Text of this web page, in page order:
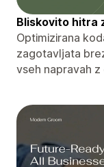
Bliskovito hitra
Optimizirana
zagotavljata
vseh napravah